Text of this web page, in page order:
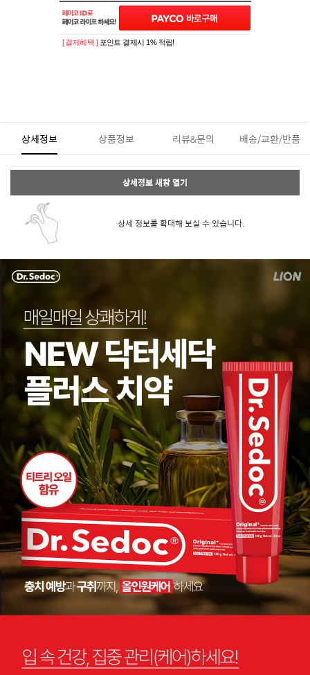
페이코 ID로 페
PAYCO 바로구매
[ 결제혜택 ] 포인트 결제시 1% 적립!
상세정보 상품정보 리뷰&문의 배송/교환/반품
상세정보 새창 열기
상세 정보를 확대해 보실 수 있습니다.